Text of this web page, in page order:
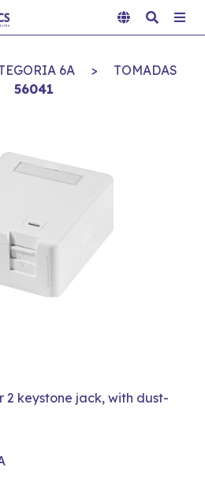
6A >
TOMADAS
56041
keystone jack, with dust-